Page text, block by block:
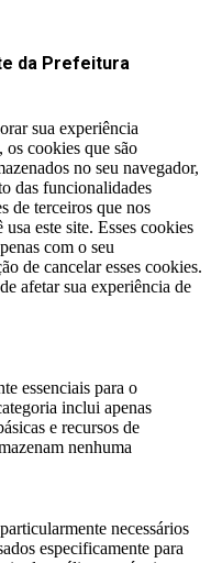
da Prefeitura
sua experiência
os cookies que são
no seu navegador,
das funcionalidades
de terceiros que nos
este site. Esses cookies
com o seu
de cancelar esses cookies.
afetar sua experiência de
essenciais para o
inclui apenas
e recursos de
nenhuma
necessários
​​especificamente para